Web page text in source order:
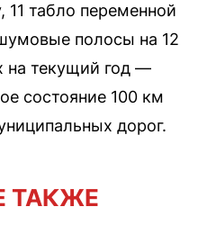
11 табло переменной
полосы на 12
на текущий год —
состояние 100 км
дорог.
ТАКЖЕ